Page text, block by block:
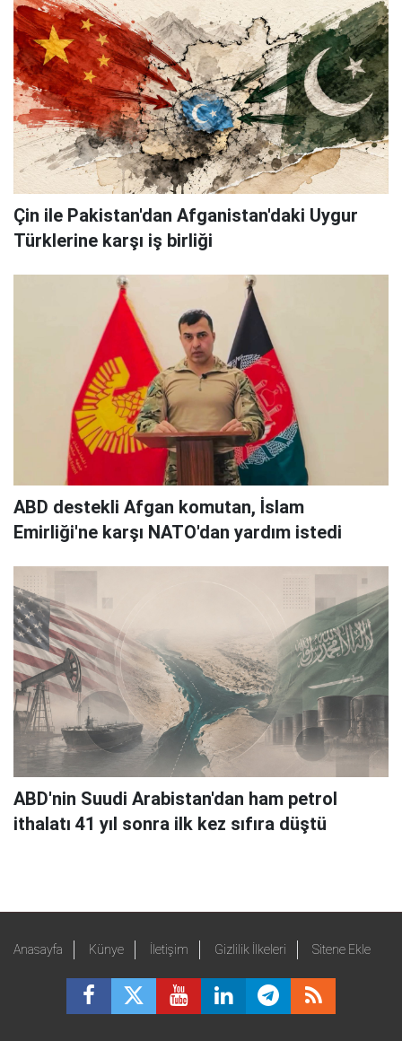
Çin ile Pakistan'dan Afganistan'daki Uygur
Türklerine karşı iş birliği
ABD destekli Afgan komutan, İslam
Emirliği'ne karşı NATO'dan yardım istedi
ABD'nin Suudi Arabistan'dan ham petrol
ithalatı 41 yıl sonra ilk kez sıfıra düştü
Anasayfa Künye İletişim Gizlilik İlkeleri Sitene Ekle